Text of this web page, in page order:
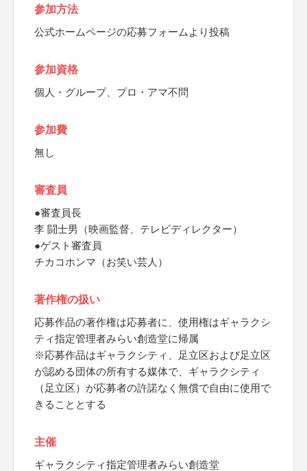
参加方法
公式ホームページの応募フォームより投稿
参加資格
個人・グループ、プロ・アマ不問
参加費
無し
審査員
●審査員長
李 闘士男（映画監督、テレビディレクター）
●ゲスト審査員
チカコホンマ（お笑い芸人）
著作権の扱い
応募作品の著作権は応募者に、使用権はギャラクシ
ティ指定管理者みらい創造堂に帰属
※応募作品はギャラクシティ、足立区および足立区
が認める団体の所有する媒体で、ギャラクシティ
（足立区）が応募者の許諾なく無償で自由に使用で
きることとする
主催
ギャラクシティ指定管理者みらい創造堂